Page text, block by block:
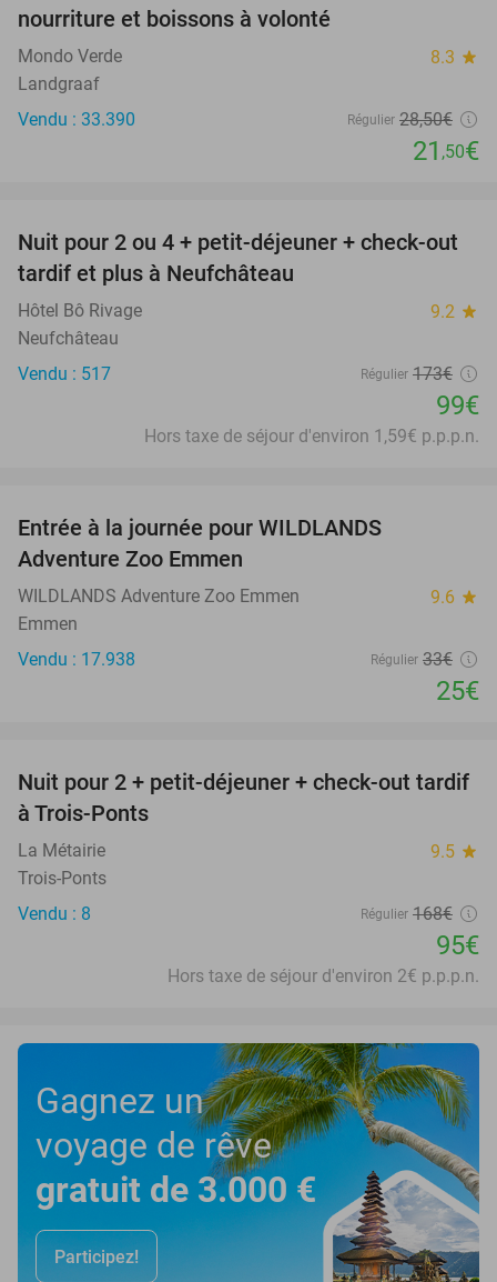
nourriture et boissons à volonté
Mondo Verde 8.3 star
Landgraaf
Vendu : 33.390
Régulier 28,50€
21 ,50€
43%
Nuit pour 2 ou 4 + petit-déjeuner + check-out
tardif et plus à Neufchâteau
Hôtel Bô Rivage 9.2 star
Neufchâteau
Vendu : 517
Régulier 173€
99€
Hors taxe de séjour d'environ 1,59€ p.p.p.n.
Entrée à la journée pour WILDLANDS
Adventure Zoo Emmen
WILDLANDS Adventure Zoo Emmen 9.6 star
Emmen
Vendu : 17.938
Régulier 33€
25€
43%
Nuit pour 2 + petit-déjeuner + check-out tardif
à Trois-Ponts
La Métairie 9.5 star
Trois-Ponts
Vendu : 8
Régulier 168€
95€
Hors taxe de séjour d'environ 2€ p.p.p.n.
Gagnez un
voyage de rêve
gratuit de 3.000 €
Participez!